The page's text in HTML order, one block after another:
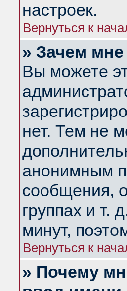
настроек.
Вернуться к
» Зачем
Вы можете
нет. Тем не
анонимным
сообщения,
группах и т.
минут,
Вернуться к
» Почему